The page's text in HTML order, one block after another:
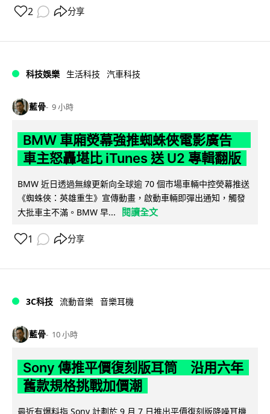
2 分享
科技娛樂 生活科技 汽車科技
藍骨 9 小時
BMW 車廂熒幕強推蜘蛛俠電影廣告
車主怒轟堪比 iTunes 送 U2 專輯翻版
BMW 近日透過無線更新向全球逾 70 個市場車輛中控熒幕推送
《蜘蛛俠：英雄重生》宣傳動畫，啟動車輛即彈出通知，觸發
大批車主不滿。BMW 早...
閱讀全文
1 分享
3C科技 流動音樂 音樂耳機
藍骨 10 小時
Sony 傳推平價復刻版耳筒 沿用六年
舊款規格挑戰加價潮
最近有爆料指 Sony 計劃於 9 月 7 日推出平價復刻版降噪耳機